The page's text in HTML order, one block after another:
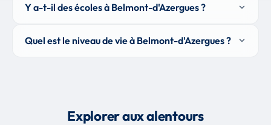
Y a-t-il des écoles à Belmont-d'Azergues ?
Quel est le niveau de vie à Belmont-d'Azergues ?
Explorer aux alentours